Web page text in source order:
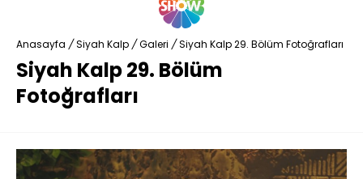
Anasayfa / Siyah Kalp / Galeri / Siyah Kalp 29. Bölüm Fotoğrafları
Siyah Kalp 29. Bölüm
Fotoğrafları